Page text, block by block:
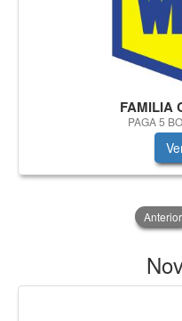
FAMILIA
PAGA 5
Anterior